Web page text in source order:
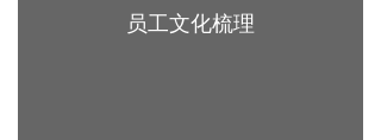
员工文化梳理